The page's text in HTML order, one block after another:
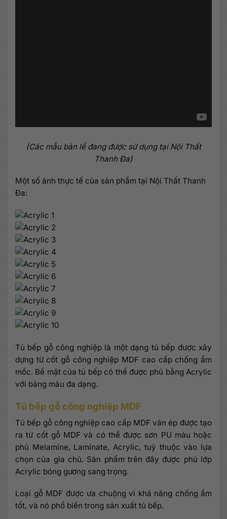
(Các mẫu bản lề đang được sử dụng tại Nội Thất
Thanh Đa)
Một số ảnh thực tế của sản phẩm tại Nội Thất Thanh
Đa:
Tủ bếp gỗ công nghiệp là một dạng tủ bếp được xây
dựng từ cốt gỗ công nghiệp MDF cao cấp chống ẩm
mốc. Bề mặt của tủ bếp có thể được phủ bằng Acrylic
với bảng màu đa dạng.
Tủ bếp gỗ công nghiệp MDF
Tủ bếp gỗ công nghiệp cao cấp MDF ván ép được tạo
ra từ cốt gỗ MDF và có thể được sơn PU màu hoặc
phủ Melamine, Laminate, Acrylic, tuỳ thuộc vào lựa
chọn của gia chủ. Sản phẩm trên đây được phủ lớp
Acrylic bóng gương sang trọng.
Loại gỗ MDF được ưa chuộng vì khả năng chống ẩm
tốt, và nó phổ biến trong sản xuất tủ bếp.